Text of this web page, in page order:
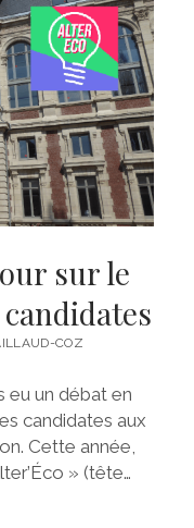
sur le
COZ
eu un débat en
candidates aux
Cette année,
» (tête…